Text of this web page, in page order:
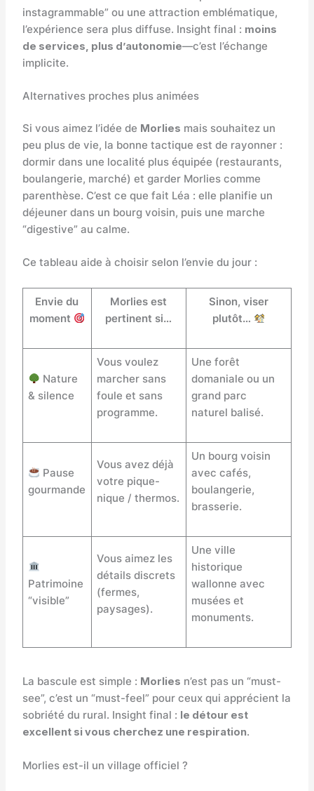
instagrammable” ou une attraction emblématique,
l’expérience sera plus diffuse. Insight final : moins
de services, plus d’autonomie—c’est l’échange
implicite.
Alternatives proches plus animées
Si vous aimez l’idée de Morlies mais souhaitez un
peu plus de vie, la bonne tactique est de rayonner :
dormir dans une localité plus équipée (restaurants,
boulangerie, marché) et garder Morlies comme
parenthèse. C’est ce que fait Léa : elle planifie un
déjeuner dans un bourg voisin, puis une marche
“digestive” au calme.
Ce tableau aide à choisir selon l’envie du jour :
Envie du
moment
Morlies est
pertinent si…
Sinon, viser
plutôt…
Nature
& silence
Vous voulez
marcher sans
foule et sans
programme.
Une forêt
domaniale ou un
grand parc
naturel balisé.
Pause
gourmande
Vous avez déjà
votre pique-
nique / thermos.
Un bourg voisin
avec cafés,
boulangerie,
brasserie.
Patrimoine
“visible”
Vous aimez les
détails discrets
(fermes,
paysages).
Une ville
historique
wallonne avec
musées et
monuments.
La bascule est simple : Morlies n’est pas un “must-
see”, c’est un “must-feel” pour ceux qui apprécient la
sobriété du rural. Insight final : le détour est
excellent si vous cherchez une respiration.
Morlies est-il un village officiel ?